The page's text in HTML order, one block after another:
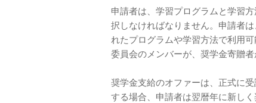
申請者は、学習プログラムと学習
択しなければなりません。申請者
れたプログラムや学習方法で利用
委員会のメンバーが、奨学金寄贈
奨学金支給のオファーは、正式に
する場合、申請者は翌暦年に新し